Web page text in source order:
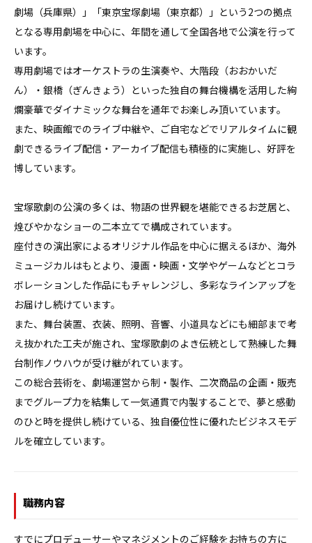
劇場（兵庫県）」「東京宝塚劇場（東京都）」という2つの拠点
となる専用劇場を中心に、年間を通して全国各地で公演を行って
います。
専用劇場ではオーケストラの生演奏や、大階段（おおかいだ
ん）・銀橋（ぎんきょう）といった独自の舞台機構を活用した絢
爛豪華でダイナミックな舞台を通年でお楽しみ頂いています。
また、映画館でのライブ中継や、ご自宅などでリアルタイムに観
劇できるライブ配信・アーカイブ配信も積極的に実施し、好評を
博しています。
宝塚歌劇の公演の多くは、物語の世界観を堪能できるお芝居と、
煌びやかなショーの二本立てで構成されています。
座付きの演出家によるオリジナル作品を中心に据えるほか、海外
ミュージカルはもとより、漫画・映画・文学やゲームなどとコラ
ボレーションした作品にもチャレンジし、多彩なラインアップを
お届けし続けています。
また、舞台装置、衣装、照明、音響、小道具などにも細部まで考
え抜かれた工夫が施され、宝塚歌劇のよき伝統として熟練した舞
台制作ノウハウが受け継がれています。
この総合芸術を、劇場運営から制・製作、二次商品の企画・販売
までグループ力を結集して一気通貫で内製することで、夢と感動
のひと時を提供し続けている、独自優位性に優れたビジネスモデ
ルを確立しています。
職務内容
すでにプロデューサーやマネジメントのご経験をお持ちの方に